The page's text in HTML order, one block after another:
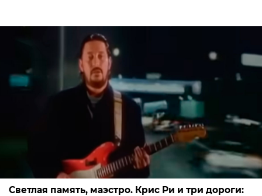
Светлая память, маэстро. Крис Ри и три дороги: